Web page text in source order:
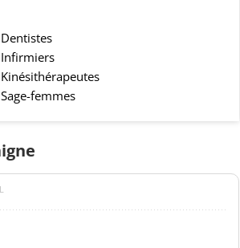
Dentistes
Infirmiers
Kinésithérapeutes
Sage-femmes